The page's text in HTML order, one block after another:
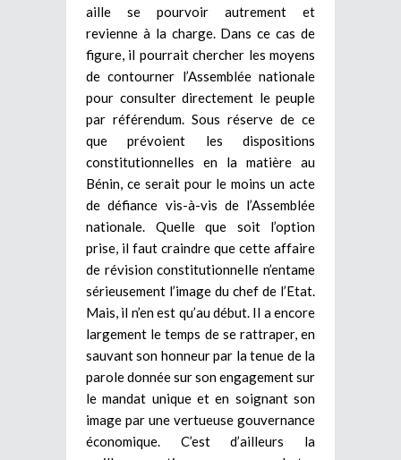
aille se pourvoir autrement et
revienne à la charge. Dans ce cas de
figure, il pourrait chercher les moyens
de contourner l’Assemblée nationale
pour consulter directement le peuple
par référendum. Sous réserve de ce
que prévoient les dispositions
constitutionnelles en la matière au
Bénin, ce serait pour le moins un acte
de défiance vis-à-vis de l’Assemblée
nationale. Quelle que soit l’option
prise, il faut craindre que cette affaire
de révision constitutionnelle n’entame
sérieusement l’image du chef de l’Etat.
Mais, il n’en est qu’au début. Il a encore
largement le temps de se rattraper, en
sauvant son honneur par la tenue de la
parole donnée sur son engagement sur
le mandat unique et en soignant son
image par une vertueuse gouvernance
économique. C’est d’ailleurs la